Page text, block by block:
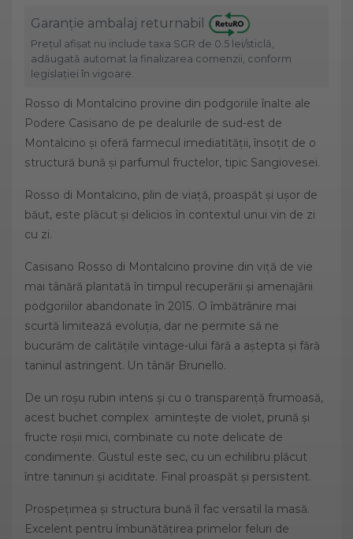
Garanție ambalaj returnabil
Prețul afișat nu include taxa SGR de 0.5 lei/sticlă,
adăugată automat la finalizarea comenzii, conform
legislației în vigoare.
Rosso di Montalcino provine din podgoriile înalte ale
Podere Casisano de pe dealurile de sud-est de
Montalcino și oferă farmecul imediatității, însoțit de o
structură bună și parfumul fructelor, tipic Sangiovesei.
Rosso di Montalcino, plin de viață, proaspăt și ușor de
băut, este plăcut și delicios în contextul unui vin de zi
cu zi.
Casisano Rosso di Montalcino provine din viță de vie
mai tânără plantată în timpul recuperării și amenajării
podgoriilor abandonate în 2015. O îmbătrânire mai
scurtă limitează evoluția, dar ne permite să ne
bucurăm de calitățile vintage-ului fără a aștepta și fără
taninul astringent. Un tânăr Brunello.
De un roșu rubin intens și cu o transparență frumoasă,
acest buchet complex amintește de violet, prună și
fructe roșii mici, combinate cu note delicate de
condimente. Gustul este sec, cu un echilibru plăcut
între taninuri și aciditate. Final proaspăt și persistent.
Prospețimea și structura bună îl fac versatil la masă.
Excelent pentru îmbunătățirea primelor feluri de